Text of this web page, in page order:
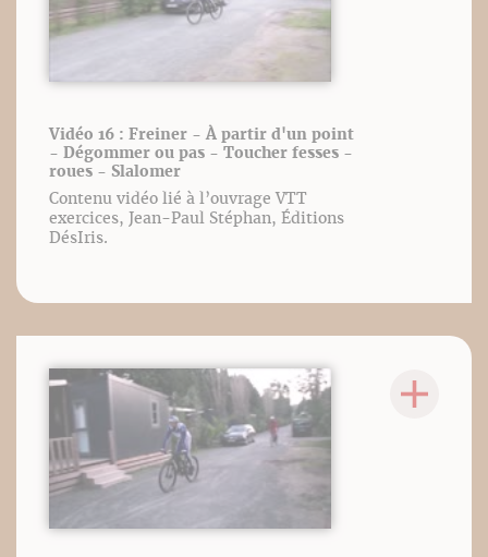
Vidéo 16 : Freiner - À partir d'un point
- Dégommer ou pas - Toucher fesses -
roues - Slalomer
Contenu vidéo lié à l’ouvrage VTT
exercices, Jean-Paul Stéphan, Éditions
DésIris.